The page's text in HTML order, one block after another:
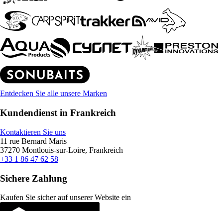
Entdecken Sie alle unsere Marken
Kundendienst in Frankreich
Kontaktieren Sie uns
11 rue Bernard Maris
37270 Montlouis-sur-Loire, Frankreich
+33 1 86 47 62 58
Sichere Zahlung
Kaufen Sie sicher auf unserer Website ein